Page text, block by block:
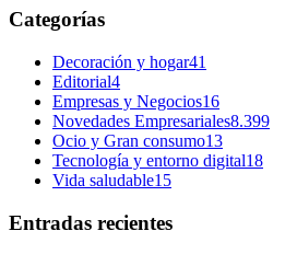
Categorías
Decoración y hogar41
Editorial4
Empresas y Negocios16
Novedades Empresariales8.399
Ocio y Gran consumo13
Tecnología y entorno digital18
Vida saludable15
Entradas recientes